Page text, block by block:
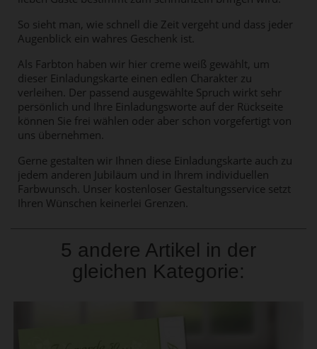
So sieht man, wie schnell die Zeit vergeht und dass jeder
Augenblick ein wahres Geschenk ist.
Als Farbton haben wir hier creme weiß gewählt, um
dieser Einladungskarte einen edlen Charakter zu
verleihen. Der passend ausgewählte Spruch wirkt sehr
persönlich und Ihre Einladungsworte auf der Rückseite
können Sie frei wählen oder aber schon vorgefertigt von
uns übernehmen.
Gerne gestalten wir Ihnen diese Einladungskarte auch zu
jedem anderen Jubiläum und in Ihrem individuellen
Farbwunsch. Unser kostenloser Gestaltungsservice setzt
Ihren Wünschen keinerlei Grenzen.
5 andere Artikel in der
gleichen Kategorie: